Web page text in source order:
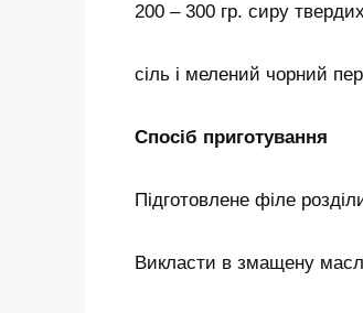
200 – 300 гр. сиру
сіль і мелений чорний
Спосіб приготування
Підготовлене філе
Викласти в змащену